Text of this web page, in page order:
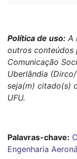
Política de uso: A
outros conteúdos
Comunicação
Uberlândia
seja(m) citado(s)
UFU.
Palavras-chave:
Engenharia